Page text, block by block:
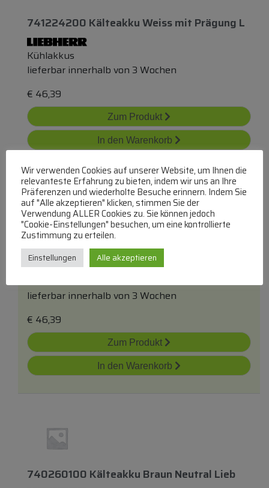
741224200 Kälteakku Weissmit Prägung L
Kühlakkus
lieferbar innerhalb von 3 Wochen
€ 46,39
Zum Produkt
In den Warenkorb
741206900 Kälte-Akku Silbergrün Neutral O
Kühlakkus
lieferbar innerhalb von 3 Wochen
€ 46,39
Zum Produkt
In den Warenkorb
740260100 Kälteakku Braun Neutral Lieb
Wir verwenden Cookies auf unserer Website, um Ihnen die
relevanteste Erfahrung zu bieten, indem wir uns an Ihre
Präferenzen und wiederholte Besuche erinnern. Indem Sie
auf "Alle akzeptieren" klicken, stimmen Sie der
Verwendung ALLER Cookies zu. Sie können jedoch
"Cookie-Einstellungen" besuchen, um eine kontrollierte
Zustimmung zu erteilen.
Einstellungen Alle akzeptieren